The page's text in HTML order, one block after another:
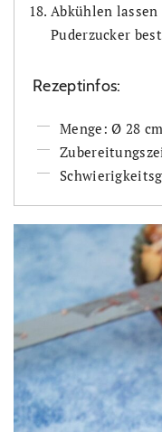
Abkühlen
Puderzucker
Rezeptinfos:
Menge: Ø 28